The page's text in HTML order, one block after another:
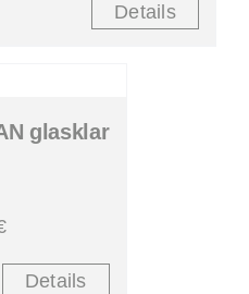
Details
glasklar
Details